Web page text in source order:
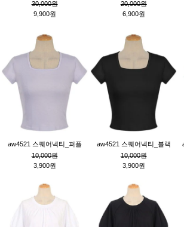
30,000원
9,900원
20,000원
6,900원
aw4521 스퀘어넥티_퍼플
10,000원
3,900원
aw4521 스퀘어넥티_블랙
10,000원
3,900원